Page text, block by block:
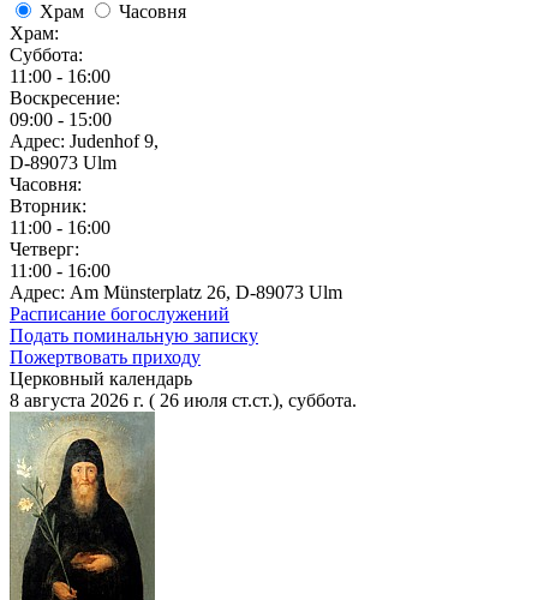
Храм
Часовня
Храм:
Суббота:
11:00 - 16:00
Воскресение:
09:00 - 15:00
Адрес: Judenhof 9,
D-89073 Ulm
Часовня:
Вторник:
11:00 - 16:00
Четверг:
11:00 - 16:00
Адрес: Am Münsterplatz 26, D-89073 Ulm
Расписание богослужений
Подать поминальную записку
Пожертвовать приходу
Церковный календарь
8 августа 2026 г. ( 26 июля ст.ст.), суббота.